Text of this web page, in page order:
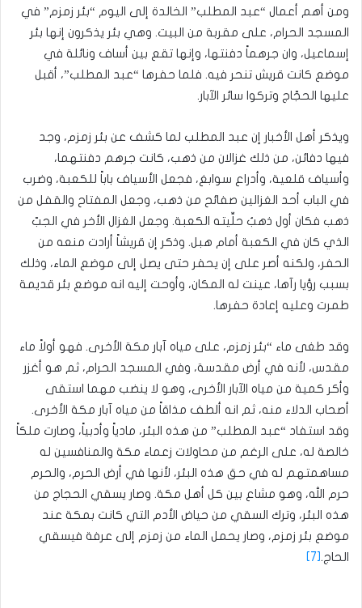
ومن أهم أعمال “عبد المطلب” الخالدة إلى اليوم “بئر زمزم” في
المسجد الحرام، على مقربة من البيت. وهي بئر يذكرون إنها بئر
إسماعيل، وان جرهماً دفنتها، وإنها تقع بين أساف ونائلة في
موضع كانت قريش تنحر فيه. فلما حفرها “عبد المطلب”، أقبل
عليها الحجّاج وتركوا سائر الآبار.
ويذكر أهل الأخبار إن عبد المطلب لما كشف عن بئر زمزم، وجد
فيها دفائن، من ذلك غزالان من ذهب، كانت جرهم دفنتهما،
وأسياف قلعية، وأدراع سوابغ، فجعل الأسياف باباً للكعبة، وضرب
في الباب أحد الغزالين صفائح من ذهب، وجعل المفتاح والقفل من
ذهب فكان أول ذهبُ حلِّيته الكعبة. وجعل الغزال الأخر في الجبّ
الذي كان في الكعبة أمام هبل. وذكر إن قريشاً أرادت منعه من
الحفر، ولكنه أصر على إن يحفر حتى يصل إلى موضع الماء، وذلك
بسبب رؤيا رآها، عينت له المكان، وأوحت إليه انه موضع بئر قديمة
طمرت وعليه إعادة حفرها.
وقد طغى ماء “بئر زمزم، على مياه آبار مكة الأخرى. فهو أولاً ماء
مقدس، لأنه في أرض مقدسة، وفي المسجد الحرام، ثم هو أغزر
وأكر كمية من مياه الآبار الأخرى، وهو لا ينضب مهما استقى
أصحاب الدلاء منه، ثم انه ألطف مذاقاً من مياه آبار مكة الأخرى.
وقد استفاد “عبد المطلب” من هذه البئر، مادياً وأدبياً، وصارت ملكاً
خالصة له، على الرغم من محاولات زعماء مكة والمنافسين له
مساهمتهم له في حق هذه البئر، لأنها في أرض الحرم، والحرم
حرم الله، وهو مشاع بين كل أهل مكة. وصار يسقي الحجاج من
هذه البئر، وترك السقي من حياض الأدم التي كانت بمكة عند
موضع بئر زمزم، وصار يحمل الماء من زمزم إلى عرفة فيسقي
الحاج.[7]